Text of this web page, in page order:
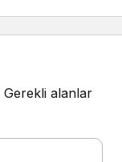
Gerekli alanlar